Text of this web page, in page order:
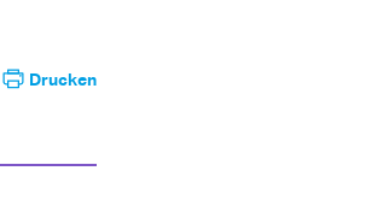
Drucken